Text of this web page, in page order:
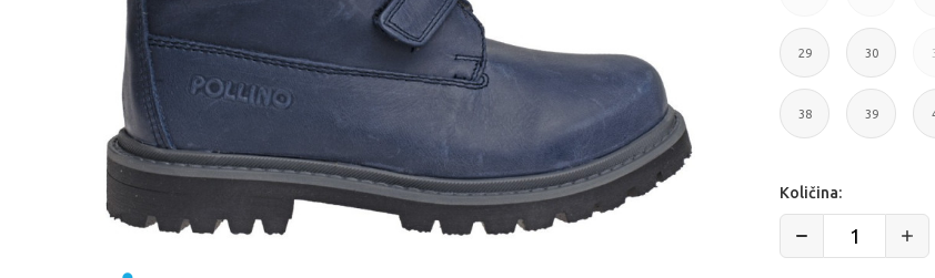
29
30
38
39
Količina: